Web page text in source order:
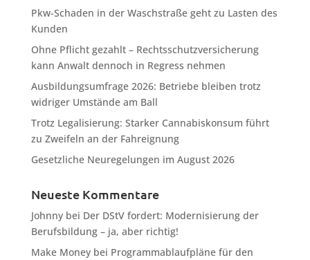
Pkw-Schaden in der Waschstraße geht zu Lasten des
Kunden
Ohne Pflicht gezahlt – Rechtsschutzversicherung
kann Anwalt dennoch in Regress nehmen
Ausbildungsumfrage 2026: Betriebe bleiben trotz
widriger Umstände am Ball
Trotz Legalisierung: Starker Cannabiskonsum führt
zu Zweifeln an der Fahreignung
Gesetzliche Neuregelungen im August 2026
Neueste Kommentare
Johnnybei Der DStV fordert: Modernisierung der
Berufsbildung – ja, aber richtig!
Make Moneybei Programmablaufpläne für den